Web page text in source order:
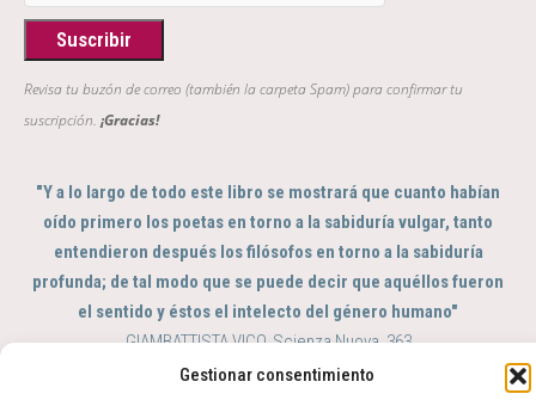
Gestionar consentimiento
Revisa tu buzón de correo (también la carpeta Spam) para confirmar tu
suscripción. ¡Gracias!
"Y a lo largo de todo este libro se mostrará que cuanto habían
oído primero los poetas en torno a la sabiduría vulgar, tanto
entendieron después los filósofos en torno a la sabiduría
profunda; de tal modo que se puede decir que aquéllos fueron
el sentido y éstos el intelecto del género humano"
GIAMBATTISTA VICO, Scienza Nuova, 363
© 2017 - 2026 Amparo Zacarés -